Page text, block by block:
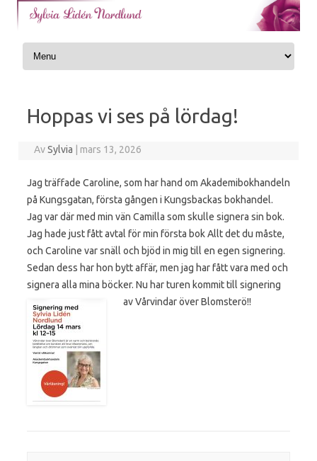
Skip to content
Hoppas vi ses på lördag!
AvSylvia mars 13, 2026
Jag träffade Caroline, som har hand om Akademibokhandeln
på Kungsgatan, första gången i Kungsbackas bokhandel.
Jag var där med min vän Camilla som skulle signera sin bok.
Jag hade just fått avtal för min första bok Allt det du måste,
och Caroline var snäll och bjöd in mig till en egen signering.
Sedan dess har hon bytt affär, men jag har fått vara med och
signera alla mina böcker. Nu har turen kommit till signering
av Vårvindar över Blomsterö!!